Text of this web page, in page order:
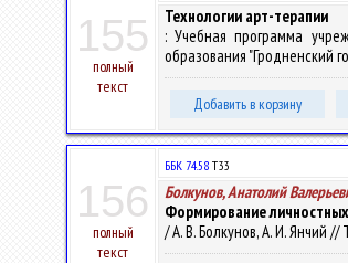
155
полный
текст
Технологии арт-терапии
: Учебная программа
образования "Гродненский
Добавить в корзину
156
полный
текст
ББК 74.58 Т33
Болкунов, Анатолий
Формирование
/ А. В. Болкунов, А. И. Янчий